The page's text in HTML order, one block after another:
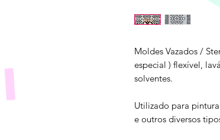
Moldes Vazados /
especial ) flexível,
solventes.
Utilizado para
e outros diversos